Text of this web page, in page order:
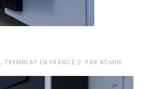
, TREMBLAY EN FRANCE PAR ADMIN